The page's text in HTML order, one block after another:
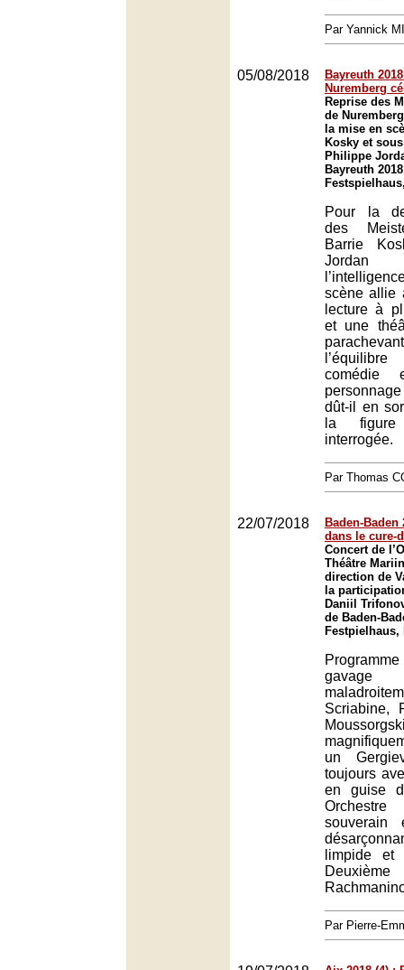
Par Yannick
05/08/2018
Bayreuth
Nuremberg
Reprise des
de
la mise en
Kosky et
Philippe
Bayreuth
Pour la
des
Barrie
Jordan
scène allie
lecture à
et une
comédie
dût-il en
la
interrogée.
Par Thomas
22/07/2018
Baden-Baden
dans le cure-
Concert de
Théâtre
direction de
la
Daniil
de Baden-
Festpielhaus,
Scriabine,
un
toujours
en guise
souverain
limpide
Par Pierre-